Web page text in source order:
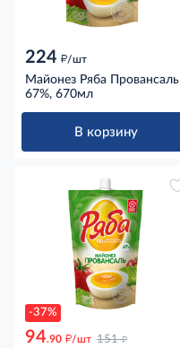
224 д/шт
Майонез Ряба Провансаль
67%, 670мл
В корзину
-37%
94.90 д/шт 151 д